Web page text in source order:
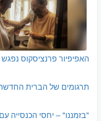
האפיפיור פרנציסקוס נפגש
תרגומים של הברית
"בזמננו" – יחסי הכנסייה